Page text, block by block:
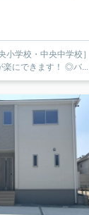
央中学校］ ◎中央幼稚園まで
楽にできます！ ◎バ...